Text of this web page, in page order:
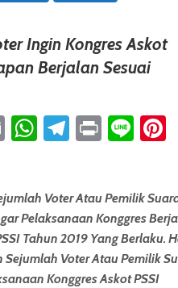
Ingin Kongres Askot
Berjalan Sesuai
EmailWhatsApp
Telegram
Print
Line
Voter Atau Pemilik
Pelaksanaan Konggres
Tahun 2019 Yang Berlaku.
Voter Atau Pemilik
Konggres Askot PSSI